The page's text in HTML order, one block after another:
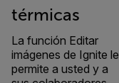
térmicas
La función Editar
imágenes de Ignite le
permite a usted y a